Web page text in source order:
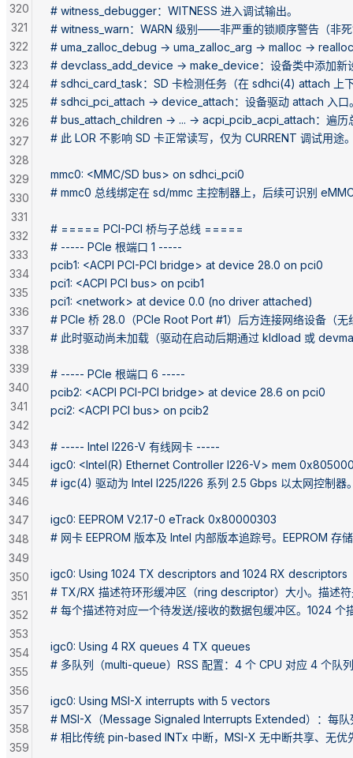
# witness_debugger：WITNESS 进入调试输出。
# witness_warn：WARN 级别——非严重的锁顺序警告（非
# uma_zalloc_debug → uma_zalloc_arg → malloc →
# devclass_add_device → make_device：设备类中添加新
# sdhci_card_task：SD 卡检测任务（在 sdhci(4) attach 上
# sdhci_pci_attach → device_attach：设备驱动 attach 入口
# bus_attach_children → ... → acpi_pcib_acpi_attach：遍历
# 此 LOR 不影响 SD 卡正常读写，仅为 CURRENT 调试用途
mmc0: <MMC/SD bus> on sdhci_pci0
# mmc0 总线绑定在 sd/mmc 主控制器上，后续可识别
# ===== PCI-PCI 桥与子总线 =====
# ----- PCIe 根端口 1 -----
pcib1: <ACPI PCI-PCI bridge> at device 28.0 on pci0
pci1: <ACPI PCI bus> on pcib1
pci1: <network> at device 0.0 (no driver attached)
# PCIe 桥 28.0（PCIe Root Port #1）后方连接网络设备（无
# 此时驱动尚未加载（驱动在启动后期通过 kldload 或
# ----- PCIe 根端口 6 -----
pcib2: <ACPI PCI-PCI bridge> at device 28.6 on pci0
pci2: <ACPI PCI bus> on pcib2
# ----- Intel I226-V 有线网卡 -----
igc0: <Intel(R) Ethernet Controller I226-V> mem
# igc(4) 驱动为 Intel I225/I226 系列 2.5 Gbps 以太网控制器
igc0: EEPROM V2.17-0 eTrack 0x80000303
# 网卡 EEPROM 版本及 Intel 内部版本追踪号。EEPROM 存
igc0: Using 1024 TX descriptors and 1024 RX descriptors
# TX/RX 描述符环形缓冲区（ring descriptor）大小。描述
# 每个描述符对应一个待发送/接收的数据包缓冲区。1024
igc0: Using 4 RX queues 4 TX queues
# 多队列（multi-queue）RSS 配置：4 个 CPU 对应 4 个队
igc0: Using MSI-X interrupts with 5 vectors
# MSI-X（Message Signaled Interrupts Extended）：每队
# 相比传统 pin-based INTx 中断，MSI-X 无中断共享、无优
320
321
322
323
324
325
326
327
328
329
330
331
332
333
334
335
336
337
338
339
340
341
342
343
344
345
346
347
348
349
350
351
352
353
354
355
356
357
358
359